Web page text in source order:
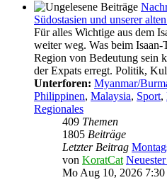
Südostasien und unserer
Für alles Wichtige aus dem
weiter weg. Was beim
Region von Bedeutung sein
der Expats erregt. Politik,
Unterforen: Myanmar/
Philippinen, Malaysia, Sport,
Regionales
409 Themen
1805 Beiträge
Letzter Beitrag
von KoratCat
Mo Aug 10, 2026 7:30